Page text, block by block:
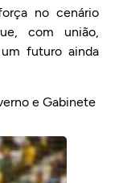
no cenário
com união,
futuro ainda
e Gabinete